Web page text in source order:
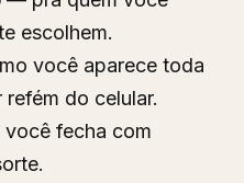
escolhem.
você aparece toda
refém do celular.
fecha com